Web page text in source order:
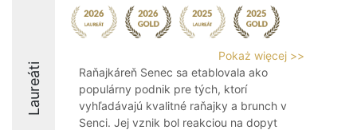
Laureáti
Pokaż więcej >>
Raňajkáreň Senec sa etablovala ako
populárny podnik pre tých, ktorí
vyhľadávajú kvalitné raňajky a brunch v
Senci. Jej vznik bol reakciou na dopyt